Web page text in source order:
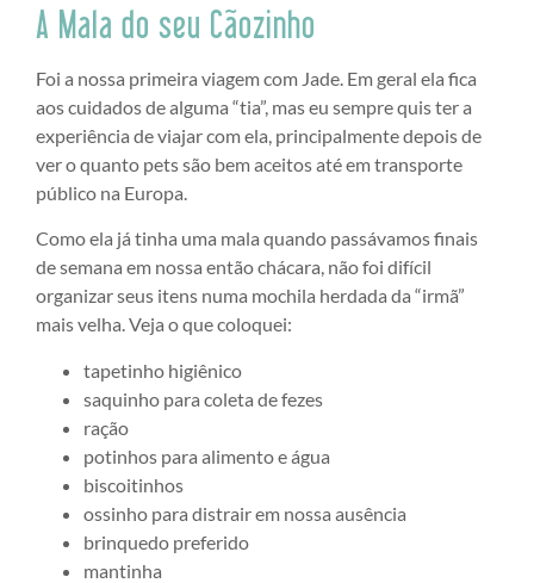
A Mala do seu Cãozinho
Foi a nossa primeira viagem com Jade. Em geral ela fica
aos cuidados de alguma “tia”, mas eu sempre quis ter a
experiência de viajar com ela, principalmente depois de
ver o quanto pets são bem aceitos até em transporte
público na Europa.
Como ela já tinha uma mala quando passávamos finais
de semana em nossa então chácara, não foi difícil
organizar seus itens numa mochila herdada da “irmã”
mais velha. Veja o que coloquei:
tapetinho higiênico
saquinho para coleta de fezes
ração
potinhos para alimento e água
biscoitinhos
ossinho para distrair em nossa ausência
brinquedo preferido
mantinha